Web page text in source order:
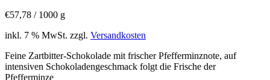
€57,78 / 1000 g
inkl. 7 % MwSt. zzgl. Versandkosten
Feine Zartbitter-Schokolade mit frischer Pfefferminznote, auf
intensiven Schokoladengeschmack folgt die Frische der
Pfefferminze